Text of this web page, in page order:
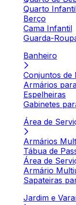
Quarto
Berço
Cama Infantil
Guarda-
Banheiro
Conjuntos de
Armários
Espelheiras
Gabinetes
Área de
Armários
Tábua de
Área de
Armário
Sapateiras
Jardim e